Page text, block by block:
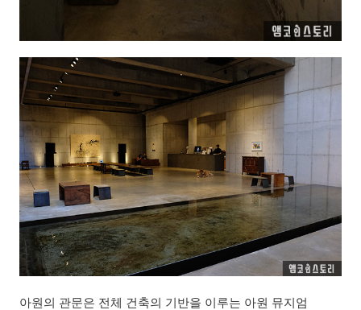
아원의 관문은 전체 건축의 기반을 이루는 아원 뮤지엄